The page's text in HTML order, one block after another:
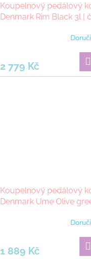
Koupelnový pedálový
Denmark Rim Black 3l |
2 779 Kč
Koupelnový pedálový
Denmark Ume Olive
1 889 Kč